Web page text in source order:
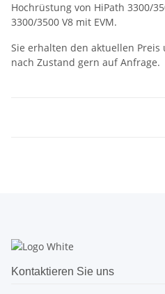
Hochrüstung von HiPath 3300/
3300/3500 V8 mit EVM.
Sie erhalten den aktuellen
nach Zustand gern auf Anfrage.
Kontaktieren Sie uns